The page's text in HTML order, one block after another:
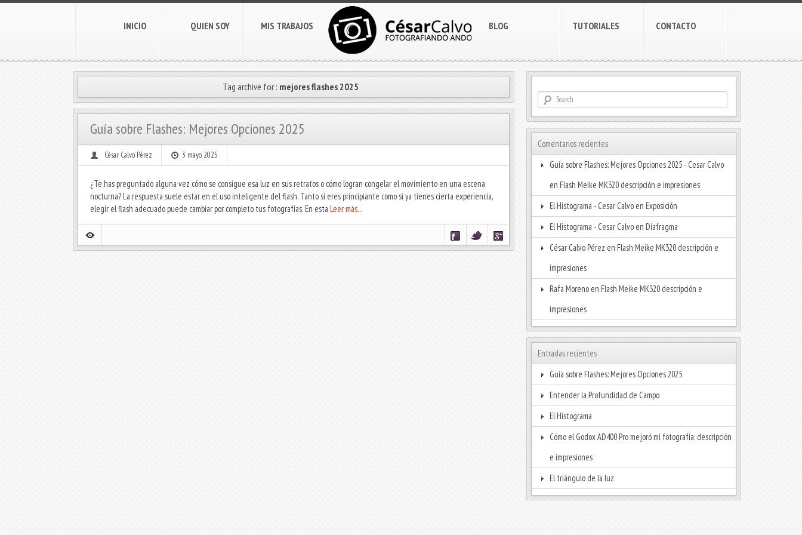
MIS TRABAJOS
QUIEN SOY
INICIO BLOG TUTORIALES CONTACTO
Tag archive for : mejores flashes 2025
Guía sobre Flashes: Mejores Opciones 2025
César Calvo Pérez 3 mayo, 2025
¿Te has preguntado alguna vez cómo se consigue esa luz en sus retratos o cómo logran congelar el movimiento en una escena
nocturna? La respuesta suele estar en el uso inteligente del flash. Tanto si eres principiante como si ya tienes cierta experiencia,
elegir el flash adecuado puede cambiar por completo tus fotografías. En esta Leer más…
Comentarios recientes
Guía sobre Flashes: Mejores Opciones 2025 - Cesar Calvo
en Flash Meike MK320 descripción e impresiones
El Histograma - Cesar Calvo en Exposición
El Histograma - Cesar Calvo en Diafragma
César Calvo Pérez en Flash Meike MK320 descripción e
impresiones
Rafa Moreno en Flash Meike MK320 descripción e
impresiones
Entradas recientes
Guía sobre Flashes: Mejores Opciones 2025
Entender la Profundidad de Campo
El Histograma
Cómo el Godox AD400 Pro mejoró mi fotografía: descripción
e impresiones
El triángulo de la luz